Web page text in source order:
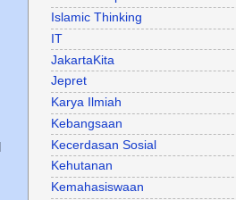
Islamic Thinking
IT
JakartaKita
Jepret
Karya Ilmiah
Kebangsaan
Kecerdasan Sosial
Kehutanan
Kemahasiswaan